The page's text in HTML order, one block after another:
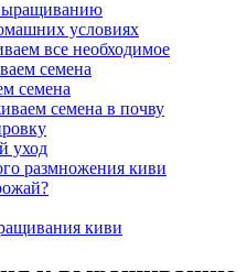
условиях
все необходимое
семена
семена
семена в почву
уход
размножения киви
киви